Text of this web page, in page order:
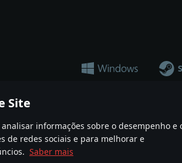
Site
informações sobre o desempenho e
de redes sociais e para melhorar e
Saber mais
de armas ou veículo neste jogo não significa
All trademarks, logos and brand names are the
Termos de Serviço